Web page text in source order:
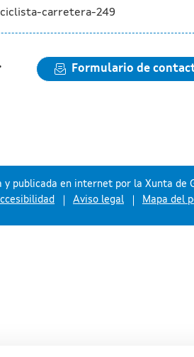
carretera-249
Formulario de
publicada en internet por la Xunta de
Aviso legal Mapa del